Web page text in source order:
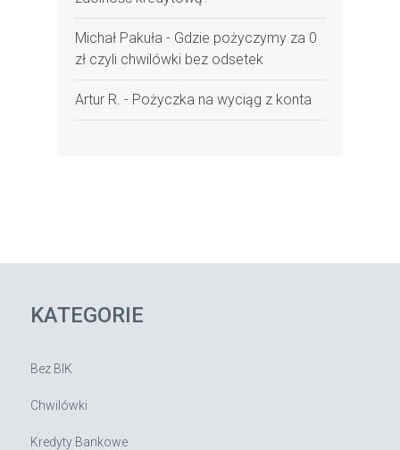
Michał Pakuła - Gdzie pożyczymy za 0
zł czyli chwilówki bez odsetek
Artur R. - Pożyczka na wyciąg z konta
KATEGORIE
Bez BIK
Chwilówki
Kredyty Bankowe